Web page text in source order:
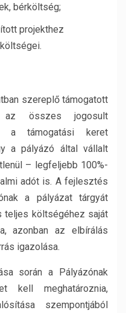
bérköltség;
projekthez
szereplő támogatott
az összes jogosult
a támogatási keret
a pályázó által vállalt
– legfeljebb 100%-
adót is. A fejlesztés
a pályázat tárgyát
teljes költségéhez saját
azonban az elbírálás
igazolása.
során a Pályázónak
kell meghatároznia,
szempontjából